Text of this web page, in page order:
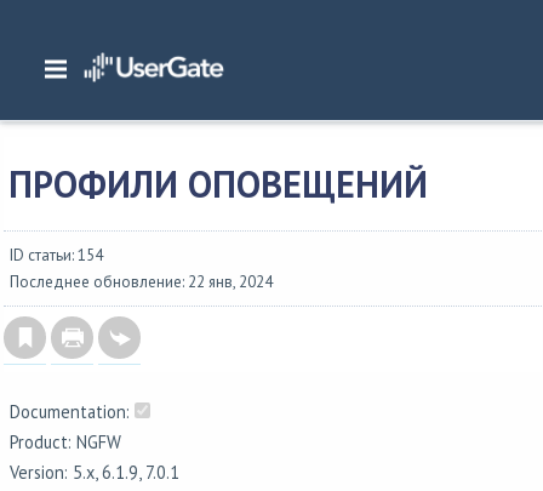
Главная/ Документация/NGFW
Библиотеки элементов
ПРОФИЛИ ОПОВЕЩЕНИЙ
ID статьи: 154
Последнее обновление: 22 янв, 2024
Documentation:
Product: NGFW
Version: 5.x, 6.1.9, 7.0.1